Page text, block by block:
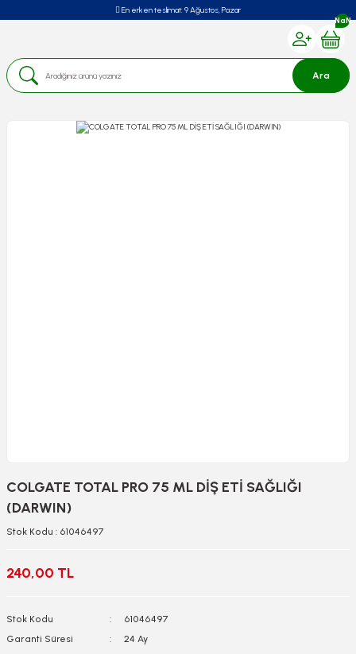
En erken teslimat: 9 Ağustos, Pazar
Ara
NaN
COLGATE TOTAL PRO 75 ML DİŞ ETİ SAĞLIĞI
(DARWIN)
Stok Kodu : 61046497
240,00 TL
Stok Kodu
61046497
Garanti Süresi
24 Ay